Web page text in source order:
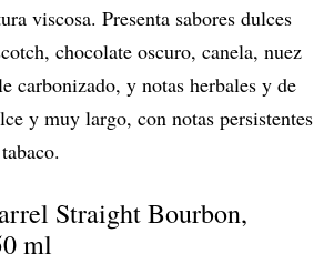
viscosa. Presenta sabores dulces
chocolate oscuro, canela, nuez
carbonizado, y notas herbales y de
y muy largo, con notas persistentes
Straight Bourbon,
ml